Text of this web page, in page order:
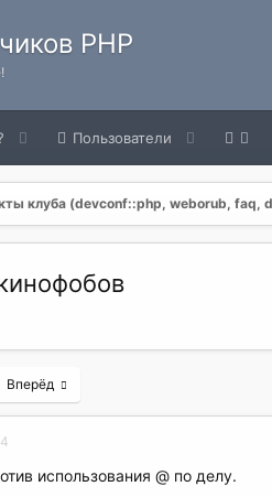
PHP
Пользователи
клуба (devconf::php, weborub, faq,
Вперёд
использования @ по делу.